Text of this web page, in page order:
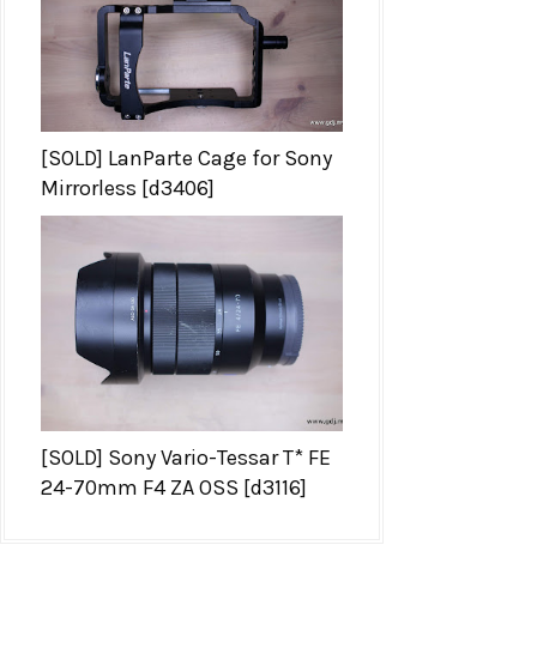
[SOLD] LanParte Cage for Sony
Mirrorless [d3406]
[SOLD] Sony Vario-Tessar T* FE
24-70mm F4 ZA OSS [d3116]